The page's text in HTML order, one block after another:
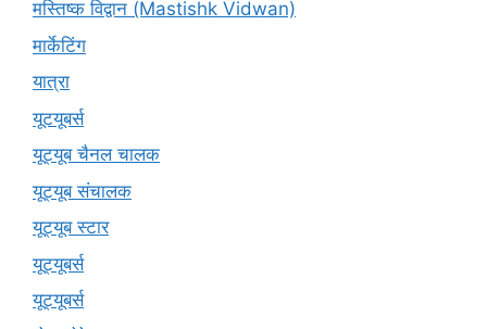
मस्तिष्क विद्वान (Mastishk Vidwan)
मार्केटिंग
यात्रा
यूटयूबर्स
यूट्यूब चैनल चालक
यूट्यूब संचालक
यूट्यूब स्टार
यूट्यूबर्स
यूट्‍यूबर्स